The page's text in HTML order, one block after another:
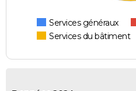
Services généraux
Services du bâtiment